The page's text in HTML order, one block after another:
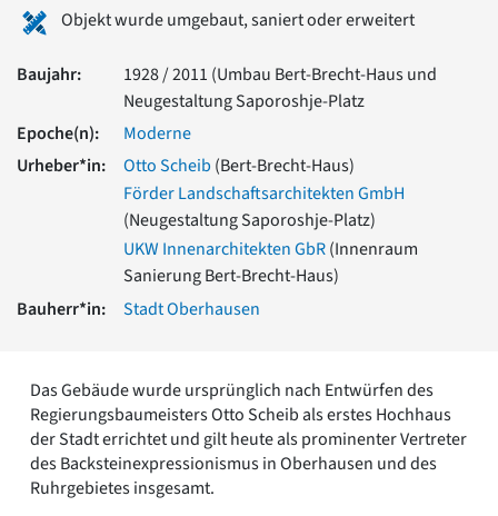
Romanik
Römische Antike
Über baukunst-nrw
Fachbeirat
Freunde & Förderer
Impressum
Datenschutz
Objekt wurde umgebaut, saniert oder erweitert
Baujahr:
1928 / 2011 (Umbau Bert-Brecht-Haus und
Neugestaltung Saporoshje-Platz
Epoche(n):
Moderne
Urheber*in:
Otto Scheib (Bert-Brecht-Haus)
Förder Landschaftsarchitekten GmbH
(Neugestaltung Saporoshje-Platz)
UKW Innenarchitekten GbR(Innenraum
Sanierung Bert-Brecht-Haus)
Bauherr*in:
Stadt Oberhausen
Das Gebäude wurde ursprünglich nach Entwürfen des
Regierungsbaumeisters Otto Scheib als erstes Hochhaus
der Stadt errichtet und gilt heute als prominenter Vertreter
des Backsteinexpressionismus in Oberhausen und des
Ruhrgebietes insgesamt.